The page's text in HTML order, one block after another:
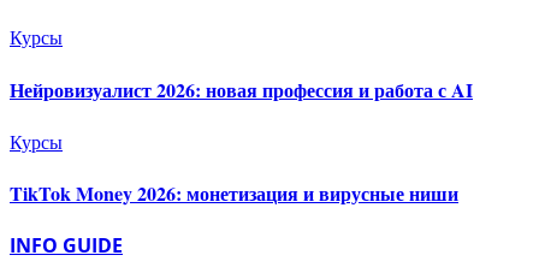
Курсы
Нейровизуалист 2026: новая профессия и работа с AI
Курсы
TikTok Money 2026: монетизация и вирусные ниши
INFO GUIDE